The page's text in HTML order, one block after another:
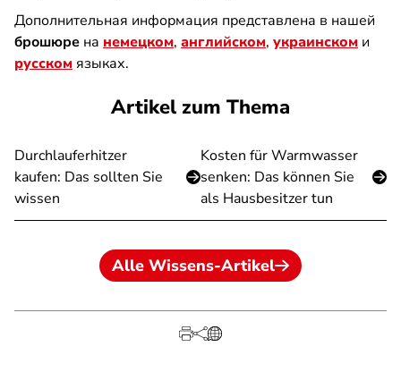
Дополнительная информация представлена в нашей
брошюре на немецком, английском, украинском и
русскомязыках.
Artikel zum Thema
Durchlauferhitzer
kaufen: Das sollten Sie
wissen
Kosten für Warmwasser
senken: Das können Sie
als Hausbesitzer tun
Alle Wissens-Artikel